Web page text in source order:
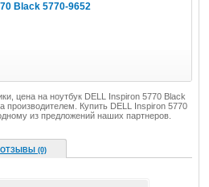
Black 5770-9652
цена на ноутбук DELL Inspiron 5770 Black
производителем. Купить DELL Inspiron 5770
из предложений наших партнеров.
ОТЗЫВЫ (0)